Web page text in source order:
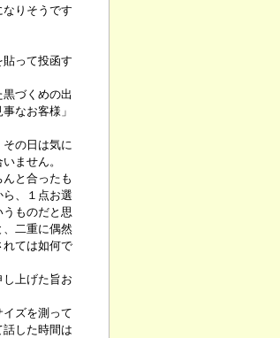
りそうです
って投函す
づくめの出
なお客様」
の日は気に
ません。
と合ったも
、１点お選
ものだと思
二重に偶然
ては如何で
上げた旨お
イズを測って
した時間は